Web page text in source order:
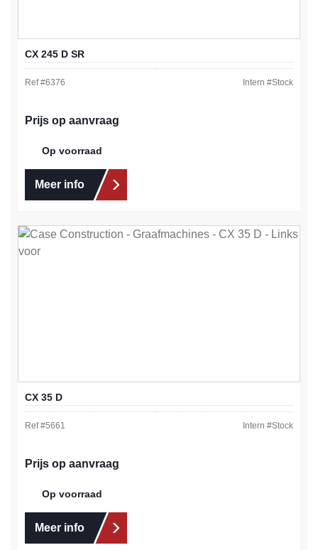
CX 245 D SR
Ref #6376 Intern #Stock
Prijs op aanvraag
Op voorraad
Meer info
CX 35 D
Ref #5661 Intern #Stock
Prijs op aanvraag
Op voorraad
Meer info